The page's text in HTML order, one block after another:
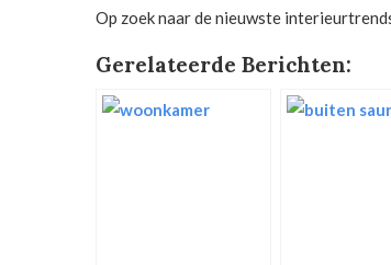
Op zoek naar de nieuwste
Gerelateerde Berichten: